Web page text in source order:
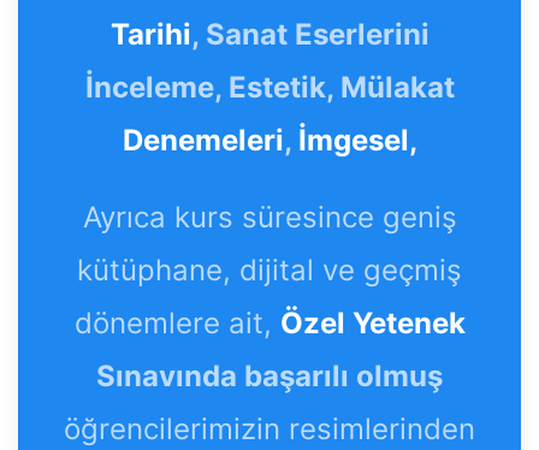
Tarihi, Sanat Eserlerini
İnceleme, Estetik, Mülakat
Denemeleri, İmgesel,
Ayrıca kurs süresince geniş
kütüphane, dijital ve geçmiş
dönemlere ait, Özel Yetenek
Sınavında başarılı olmuş
öğrencilerimizin resimlerinden